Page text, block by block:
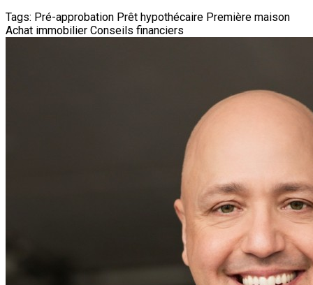
Tags: Pré-approbation Prêt hypothécaire Première maison
Achat immobilier Conseils financiers